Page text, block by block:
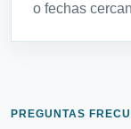
o fechas
PREGUNTAS